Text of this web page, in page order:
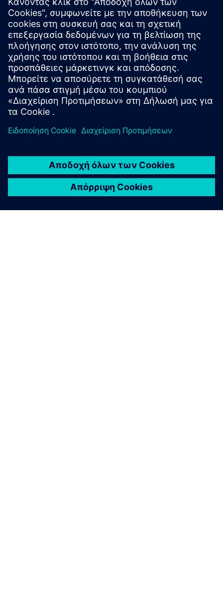
παραγωγή αιθέριων ελαίων.
Τώρα που το έργο Moiru έχει περάσει επιτυχώς από μια
απόδειξη της ιδέας, τα επόμενα βήματα περιλαμβάνουν
την εξερεύνηση νέων εφαρμογών, όπως η βελτιστοποίηση
βάσει AI. Επιπλέον, η προσέγγιση χρησιμεύει ως σχέδιο
για άλλες αγροβιομηχανίες.
Απρίλιος 2026
Tech4Αμαζονία